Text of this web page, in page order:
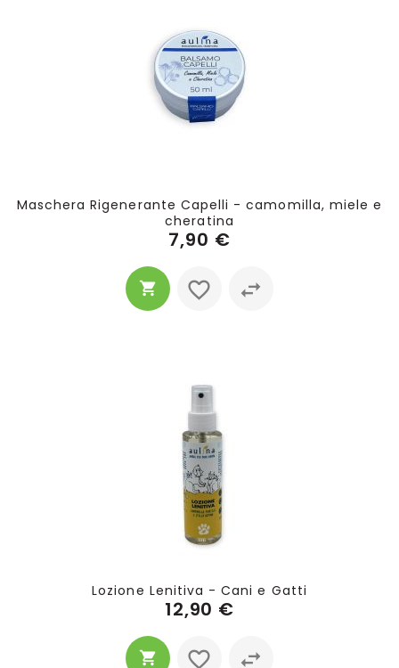
Maschera Rigenerante Capelli - camomilla, miele e
cheratina
7,90 €
Lozione Lenitiva - Cani e Gatti
12,90 €